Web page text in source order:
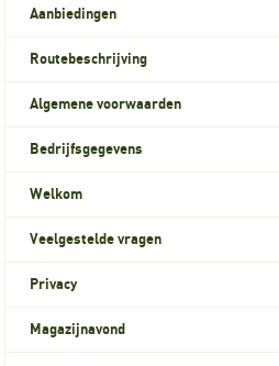
Aanbiedingen
Routebeschrijving
Algemene voorwaarden
Bedrijfsgegevens
Welkom
Veelgestelde vragen
Privacy
Magazijnavond